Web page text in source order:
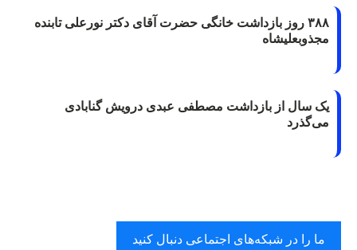
۳۸۸ روز بازداشت خانگی حضرت آقای دکتر نورعلی تابنده
مجذوبعلیشاه
یک سال از بازداشت مصطفی عبدی درویش گنابادی
می‌گذرد
ما را در شبکه‌های اجتماعی دنبال کنید